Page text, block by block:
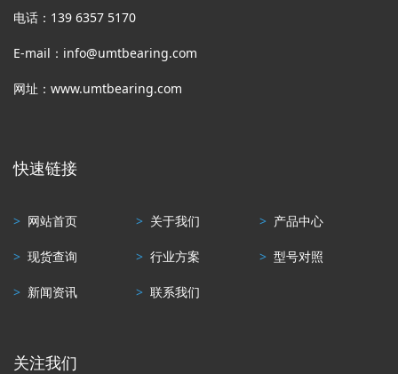
电话：139 6357 5170
E-mail：info@umtbearing.com
网址：www.umtbearing.com
快速链接
> 网站首页 > 关于我们 > 产品中心
> 现货查询 >行业方案 > 型号对照
> 新闻资讯 >联系我们
关注我们